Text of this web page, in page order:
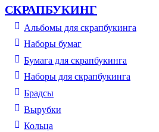
СКРАПБУКИНГ
Альбомы для скрапбукинга
Наборы бумаг
Бумага для скрапбукинга
Наборы для скрапбукинга
Брадсы
Вырубки
Кольца